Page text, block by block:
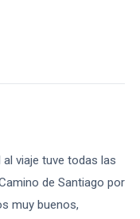
viaje tuve todas las
de Santiago por
muy buenos,